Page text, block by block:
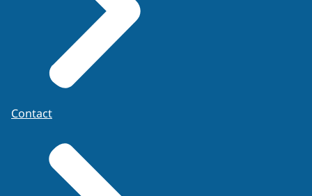
Contact